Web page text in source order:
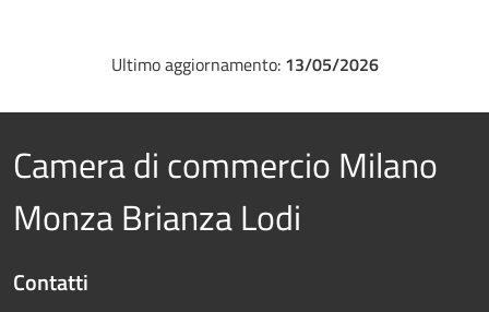
Ultimo aggiornamento: 13/05/2026
Camera di commercio Milano
Monza Brianza Lodi
Contatti